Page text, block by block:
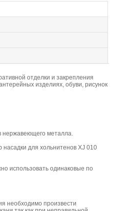
отделки и закрепления
изделиях, обуви, рисунок
нержавеющего металла.
для хольнитенов XJ 010
использовать одинаковые по
необходимо произвести